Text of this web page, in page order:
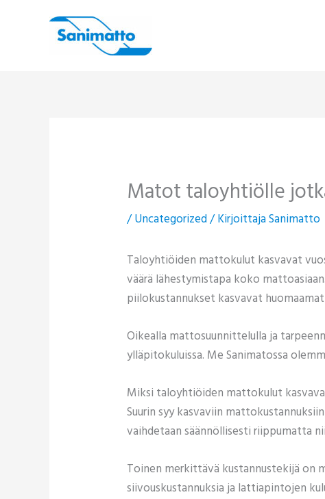
Matot taloyhtiölle
/Uncategorized/ KirjoittajaSanimatto
Taloyhtiöiden mattokulut kasvavat
väärä lähestymistapa koko
piilokustannukset kasvavat
Oikealla mattosuunnittelulla ja
ylläpitokuluissa. Me Sanimatossa
Miksi taloyhtiöiden mattokulut
Suurin syy kasvaviin
vaihdetaan säännöllisesti riippumatta
Toinen merkittävä kustannustekijä on
siivouskustannuksia ja lattiapintojen